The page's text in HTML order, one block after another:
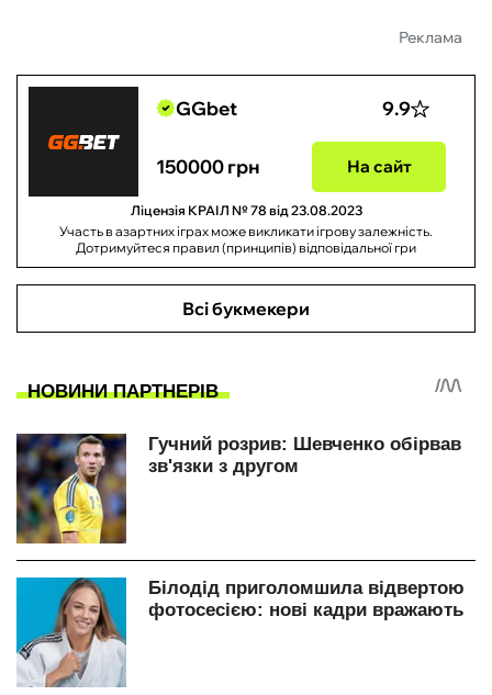
Реклама
GGbet 9.9
150000 грн На сайт
Ліцензія КРАІЛ № 78 від 23.08.2023
Участь в азартних іграх може викликати ігрову залежність.
Дотримуйтеся правил (принципів) відповідальної гри
Всі букмекери